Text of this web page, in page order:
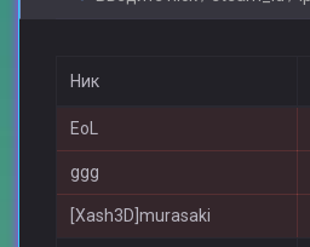
Ник
EoL
ggg
[Xash3D]murasaki